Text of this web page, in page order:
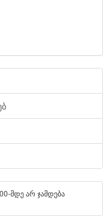
მდე არ ჯამდება